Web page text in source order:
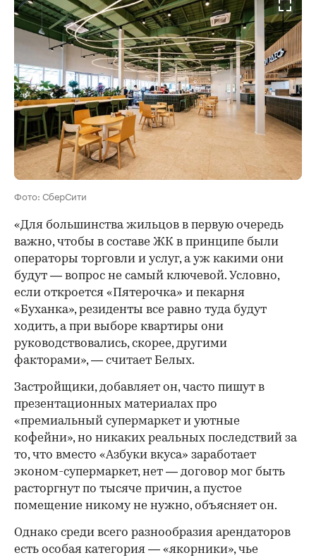
Фото: СберСити
«Для большинства жильцов в первую очередь
важно, чтобы в составе ЖК в принципе были
операторы торговли и услуг, а уж какими они
будут — вопрос не самый ключевой. Условно,
если откроется «Пятерочка» и пекарня
«Буханка», резиденты все равно туда будут
ходить, а при выборе квартиры они
руководствовались, скорее, другими
факторами», — считает Белых.
Застройщики, добавляет он, часто пишут в
презентационных материалах про
«премиальный супермаркет и уютные
кофейни», но никаких реальных последствий за
то, что вместо «Азбуки вкуса» заработает
эконом-супермаркет, нет — договор мог быть
расторгнут по тысяче причин, а пустое
помещение никому не нужно, объясняет он.
Однако среди всего разнообразия арендаторов
есть особая категория — «якорники», чье